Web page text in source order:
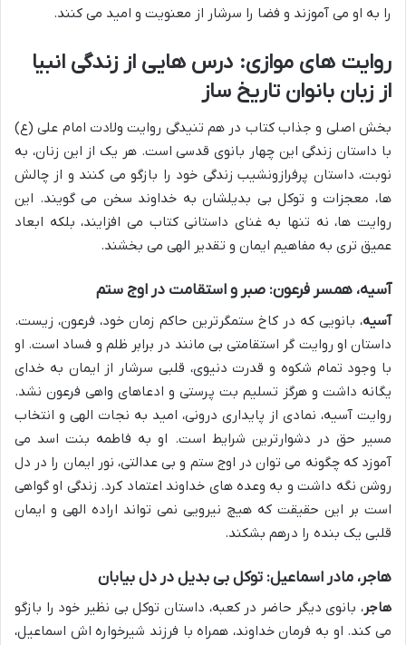
را به او می آموزند و فضا را سرشار از معنویت و امید می کنند.
روایت های موازی: درس هایی از زندگی انبیا
از زبان بانوان تاریخ ساز
بخش اصلی و جذاب کتاب در هم تنیدگی روایت ولادت امام علی (ع)
با داستان زندگی این چهار بانوی قدسی است. هر یک از این زنان، به
نوبت، داستان پرفرازونشیب زندگی خود را بازگو می کنند و از چالش
ها، معجزات و توکل بی بدیلشان به خداوند سخن می گویند. این
روایت ها، نه تنها به غنای داستانی کتاب می افزایند، بلکه ابعاد
عمیق تری به مفاهیم ایمان و تقدیر الهی می بخشند.
آسیه، همسر فرعون: صبر و استقامت در اوج ستم
آسیه، بانویی که در کاخ ستمگرترین حاکم زمان خود، فرعون، زیست.
داستان او روایت گر استقامتی بی مانند در برابر ظلم و فساد است. او
با وجود تمام شکوه و قدرت دنیوی، قلبی سرشار از ایمان به خدای
یگانه داشت و هرگز تسلیم بت پرستی و ادعاهای واهی فرعون نشد.
روایت آسیه، نمادی از پایداری درونی، امید به نجات الهی و انتخاب
مسیر حق در دشوارترین شرایط است. او به فاطمه بنت اسد می
آموزد که چگونه می توان در اوج ستم و بی عدالتی، نور ایمان را در دل
روشن نگه داشت و به وعده های خداوند اعتماد کرد. زندگی او گواهی
است بر این حقیقت که هیچ نیرویی نمی تواند اراده الهی و ایمان
قلبی یک بنده را درهم بشکند.
هاجر، مادر اسماعیل: توکل بی بدیل در دل بیابان
هاجر، بانوی دیگر حاضر در کعبه، داستان توکل بی نظیر خود را بازگو
می کند. او به فرمان خداوند، همراه با فرزند شیرخواره اش اسماعیل،